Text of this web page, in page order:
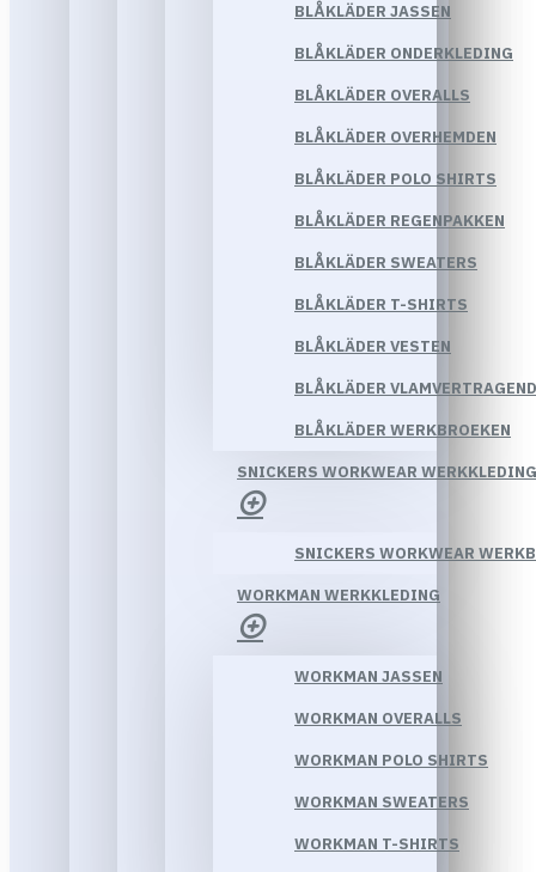
BLÅKLÄDER JASSEN
BLÅKLÄDER ONDERKLEDING
BLÅKLÄDER OVERALLS
BLÅKLÄDER OVERHEMDEN
BLÅKLÄDER POLO SHIRTS
BLÅKLÄDER REGENPAKKEN
BLÅKLÄDER SWEATERS
BLÅKLÄDER T-SHIRTS
BLÅKLÄDER VESTEN
BLÅKLÄDER
BLÅKLÄDER WERKBROEKEN
SNICKERS WORKWEAR WERKKLEDING
SNICKERS WORKWEAR
WORKMAN WERKKLEDING
WORKMAN JASSEN
WORKMAN OVERALLS
WORKMAN POLO SHIRTS
WORKMAN SWEATERS
WORKMAN T-SHIRTS